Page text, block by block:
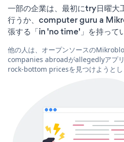
一部の企業は、最初にtry日曜
行うか、computer guru a
張する「in 'no time'」を持って
他の人は、オープンソースの
companies abroadがallegedlyアプ
rock-bottom pricesを見つけようとし